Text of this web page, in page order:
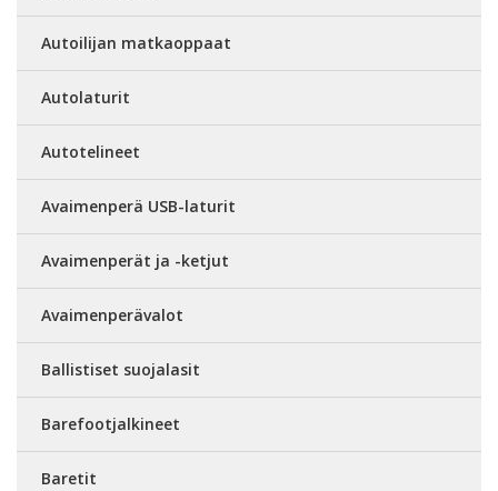
Autoilijan matkaoppaat
Autolaturit
Autotelineet
Avaimenperä USB-laturit
Avaimenperät ja -ketjut
Avaimenperävalot
Ballistiset suojalasit
Barefootjalkineet
Baretit